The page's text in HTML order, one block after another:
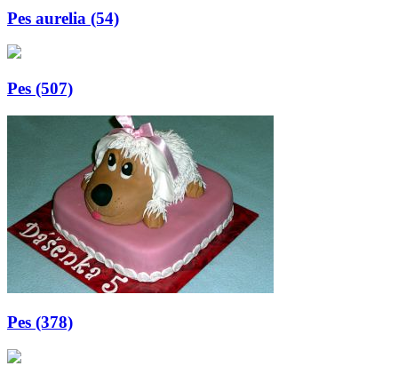
Pes aurelia (54)
Pes (507)
Pes (378)